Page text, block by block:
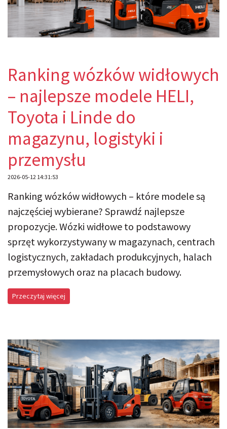
Ranking wózków widłowych
– najlepsze modele HELI,
Toyota i Linde do
magazynu, logistyki i
przemysłu
2026-05-12 14:31:53
Ranking wózków widłowych – które modele są
najczęściej wybierane? Sprawdź najlepsze
propozycje. Wózki widłowe to podstawowy
sprzęt wykorzystywany w magazynach, centrach
logistycznych, zakładach produkcyjnych, halach
przemysłowych oraz na placach budowy.
Przeczytaj więcej